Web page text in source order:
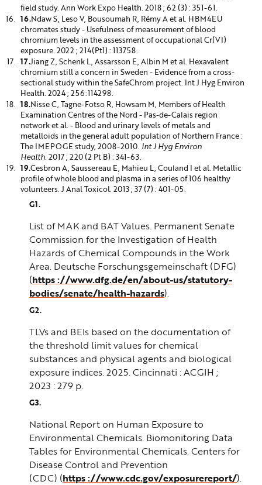
field study. Ann Work Expo Health. 2018 ; 62 (3) : 351-61.
Ndaw S, Leso V, Bousoumah R, Rémy A et al. HBM4EU
chromates study - Usefulness of measurement of blood
chromium levels in the assessment of occupational Cr(VI)
exposure. 2022 ; 214(Pt1) : 113758.
Jiang Z, Schenk L, Assarsson E, Albin M et al. Hexavalent
chromium still a concern in Sweden - Evidence from a cross-
sectional study within the SafeChrom project. Int J Hyg Environ
Health. 2024 ; 256:114298.
Nisse C, Tagne-Fotso R, Howsam M, Members of Health
Examination Centres of the Nord - Pas-de-Calais region
network et al. - Blood and urinary levels of metals and
metalloids in the general adult population of Northern France :
The IMEPOGE study, 2008-2010. Int J Hyg Environ
Health. 2017 ; 220 (2 Pt B) : 341-63.
Cesbron A, Saussereau E, Mahieu L, Couland I et al. Metallic
profile of whole blood and plasma in a series of 106 healthy
volunteers. J Anal Toxicol. 2013 ; 37 (7) : 401-05.
List of MAK and BAT Values. Permanent Senate
Commission for the Investigation of Health
Hazards of Chemical Compounds in the Work
Area. Deutsche Forschungsgemeinschaft (DFG)
(https ://www.dfg.de/en/about-us/statutory-
bodies/senate/health-hazards).
TLVs and BEIs based on the documentation of
the threshold limit values for chemical
substances and physical agents and biological
exposure indices. 2025. Cincinnati : ACGIH ;
2023 : 279 p.
National Report on Human Exposure to
Environmental Chemicals. Biomonitoring Data
Tables for Environmental Chemicals. Centers for
Disease Control and Prevention
(CDC) (https ://www.cdc.gov/exposurereport/).